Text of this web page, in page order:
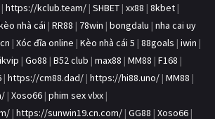
| https://kclub.team/ | SHBET | xx88 | 8kbet |
nhà cái | RR88 | 78win | bongdalu | nha cai uy
| Xóc đĩa online | Kèo nhà cái 5 | 88goals | iwin |
| Go88 | B52 club | max88 | MM88 | F168 |
| https://cm88.dad/ | https://hi88.uno/ | MM88 |
| Xoso66 | phim sex vlxx |
| https://sunwin19.cn.com/ | GG88 | Xoso66 |